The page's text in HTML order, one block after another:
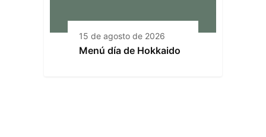
15 de agosto de 2026
Menú día de Hokkaido